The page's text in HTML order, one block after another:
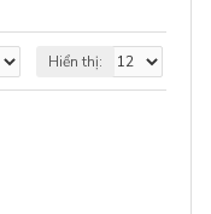
Hiển thị: